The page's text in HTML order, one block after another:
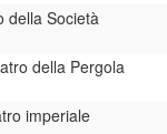
della Società
della Pergola
imperiale